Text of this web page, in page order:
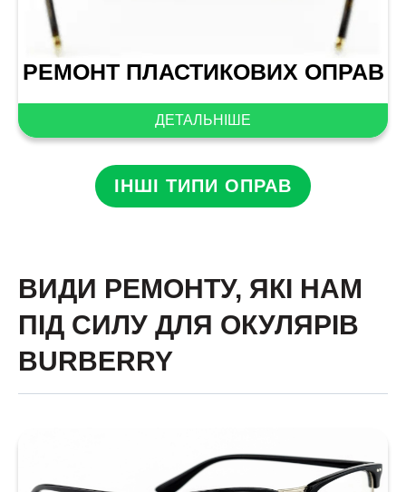
РЕМОНТ ПЛАСТИКОВИХ ОПРАВ
ДЕТАЛЬНІШЕ
ІНШІ ТИПИ ОПРАВ
ВИДИ РЕМОНТУ, ЯКІ НАМ
ПІД СИЛУ ДЛЯ ОКУЛЯРІВ
BURBERRY